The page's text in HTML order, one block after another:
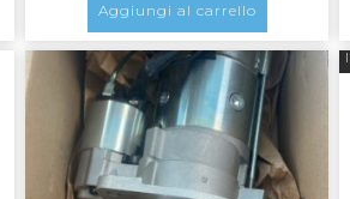
Aggiungi al carrello